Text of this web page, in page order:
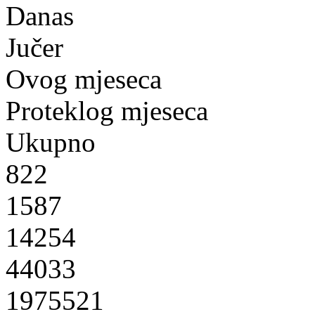
Danas
Jučer
Ovog mjeseca
Proteklog mjeseca
Ukupno
822
1587
14254
44033
1975521